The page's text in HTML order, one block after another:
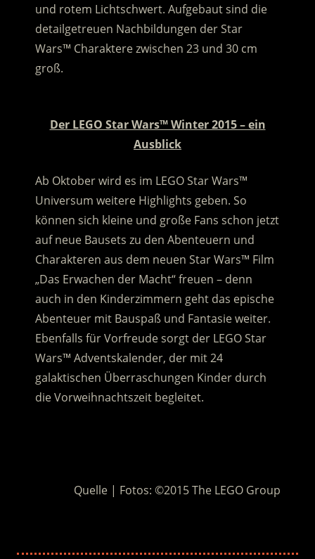
und rotem Lichtschwert. Aufgebaut sind die
detailgetreuen Nachbildungen der Star
Wars™ Charaktere zwischen 23 und 30 cm
groß.
Der LEGO Star Wars™ Winter 2015 – ein
Ausblick
Ab Oktober wird es im LEGO Star Wars™
Universum weitere Highlights geben. So
können sich kleine und große Fans schon jetzt
auf neue Bausets zu den Abenteuern und
Charakteren aus dem neuen Star Wars™ Film
„Das Erwachen der Macht“ freuen – denn
auch in den Kinderzimmern geht das epische
Abenteuer mit Bauspaß und Fantasie weiter.
Ebenfalls für Vorfreude sorgt der LEGO Star
Wars™ Adventskalender, der mit 24
galaktischen Überraschungen Kinder durch
die Vorweihnachtszeit begleitet.
Quelle | Fotos: ©2015 The LEGO Group